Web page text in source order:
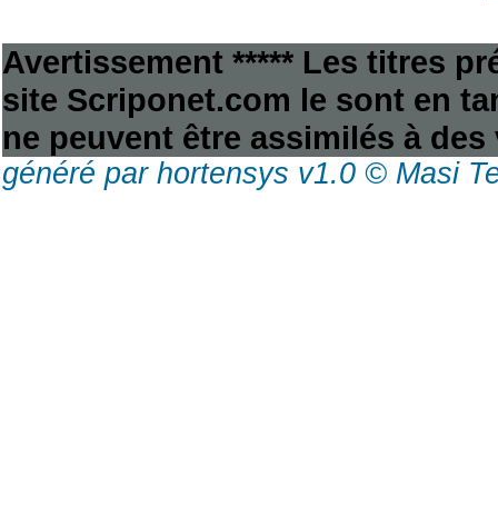
Avertissement ***** Les titres
site Scriponet.com le sont en
ne peuvent être assimilés à
généré par hortensys v1.0 © Masi